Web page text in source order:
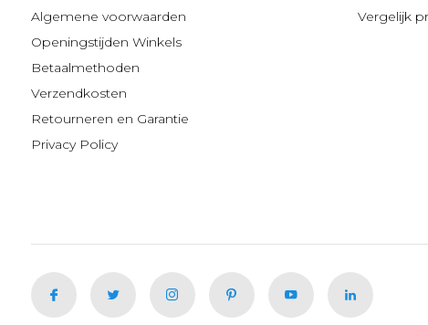
Algemene voorwaarden
Openingstijden Winkels
Betaalmethoden
Verzendkosten
Retourneren en Garantie
Privacy Policy
Vergelijk